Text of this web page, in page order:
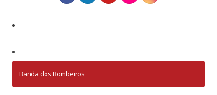
Banda dos Bombeiros